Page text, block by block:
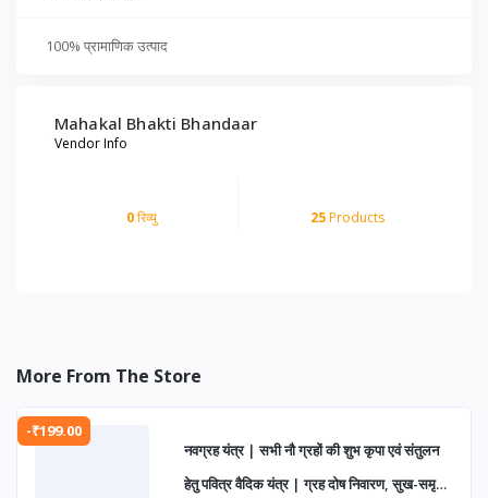
100% प्रामाणिक उत्पाद
Mahakal Bhakti Bhandaar
Vendor Info
0रिव्यु 25Products
More From The Store
-₹199.00
नवग्रह यंत्र | सभी नौ ग्रहों की शुभ कृपा एवं संतुलन
हेतु पवित्र वैदिक यंत्र | ग्रह दोष निवारण, सुख-समृद्धि